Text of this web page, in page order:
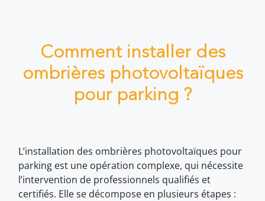
Comment installer des
ombrières photovoltaïques
pour parking ?
L’installation des ombrières photovoltaïques pour
parking est une opération complexe, qui nécessite
l’intervention de professionnels qualifiés et
certifiés. Elle se décompose en plusieurs étapes :